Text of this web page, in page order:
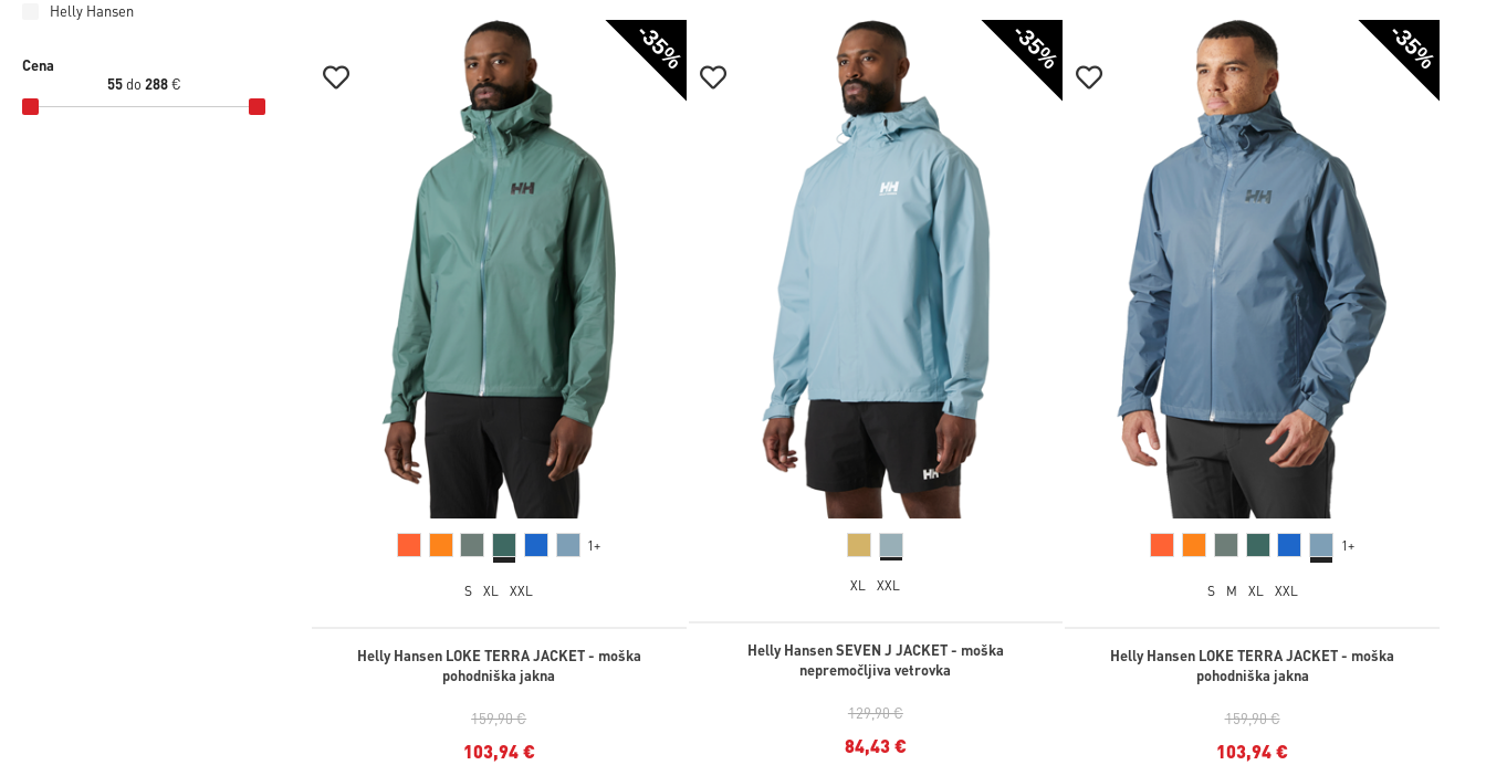
Helly Hansen
Cena
55do 288€
-35%
1+
S XL XXL
Helly Hansen LOKE TERRA JACKET - moška
pohodniška jakna
159,90 €
103,94 €
-35%
XL XXL
Helly Hansen SEVEN J JACKET - moška
nepremočljiva vetrovka
129,90 €
84,43 €
-35%
1+
S M XL XXL
Helly Hansen LOKE TERRA JACKET - moška
pohodniška jakna
159,90 €
103,94 €